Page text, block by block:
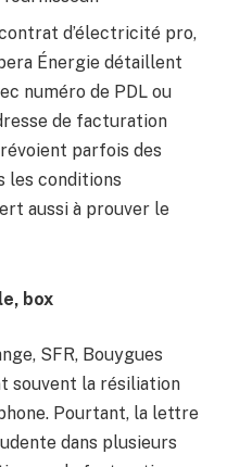
d’électricité pro,
Énergie détaillent
numéro de PDL ou
de facturation
parfois des
les conditions
aussi à prouver le
box
SFR, Bouygues
souvent la résiliation
Pourtant, la lettre
dans plusieurs